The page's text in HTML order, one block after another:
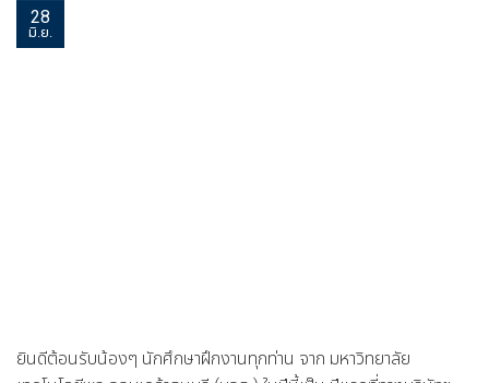
28
มิ.ย.
ยินดีต้อนรับน้องๆ นักศึกษาฝึกงานทุกท่าน จาก มหาวิทยาลัย